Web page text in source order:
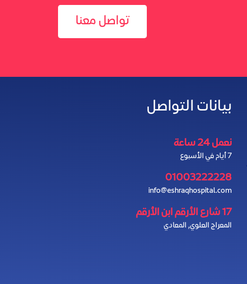
تواصل معنا
بيانات التواصل
نعمل 24 ساعة
7 أيام في الأسبوع
01003222228
info@eshraqhospital.com
17 شارع الأرقم ابن الأرقم
المعراج العلوي, المعادي